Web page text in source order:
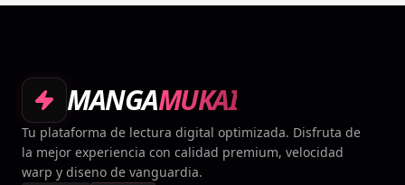
MANGAMUKAI
Tu plataforma de lectura digital optimizada. Disfruta de
la mejor experiencia con calidad premium, velocidad
warp y diseno de vanguardia.